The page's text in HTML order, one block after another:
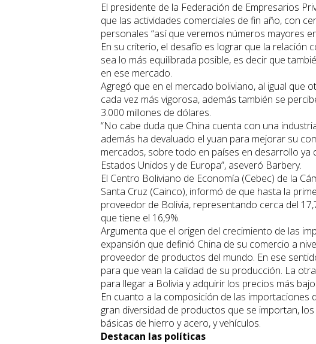
El presidente de la Federación de Empresarios
que las actividades comerciales de fin año, con
personales “así que veremos números mayores
En su criterio, el desafío es lograr que la relación
sea lo más equilibrada posible, es decir que
en ese mercado.
Agregó que en el mercado boliviano, al igual que
cada vez más vigorosa, además también se
3.000 millones de dólares.
“No cabe duda que China cuenta con una
además ha devaluado el yuan para mejorar su
mercados, sobre todo en países en desarrollo
Estados Unidos y de Europa”, aseveró Barbery.
El Centro Boliviano de Economía (Cebec) de la
Santa Cruz (Cainco), informó de que hasta la
proveedor de Bolivia, representando cerca del
que tiene el 16,9%.
Argumenta que el origen del crecimiento de las
expansión que definió China de su comercio a
proveedor de productos del mundo. En ese
para que vean la calidad de su producción. La
para llegar a Bolivia y adquirir los precios más
En cuanto a la composición de las importaciones
gran diversidad de productos que se importan,
básicas de hierro y acero, y vehículos.
Destacan las políticas